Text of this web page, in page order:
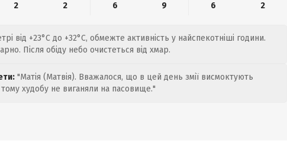
2 2 6 9 6 2
від +23°C до +32°C, обмежте активність у найспекотніші години.
Після обіду небо очистеться від хмар.
"Матія (Матвія). Вважалося, що в цей день змії висмоктують
худобу не виганяли на пасовище."